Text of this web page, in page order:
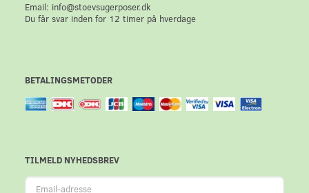
Email: info@stoevsugerposer.dk
Du får svar inden for 12 timer på hverdage
BETALINGSMETODER
TILMELD NYHEDSBREV
Email-